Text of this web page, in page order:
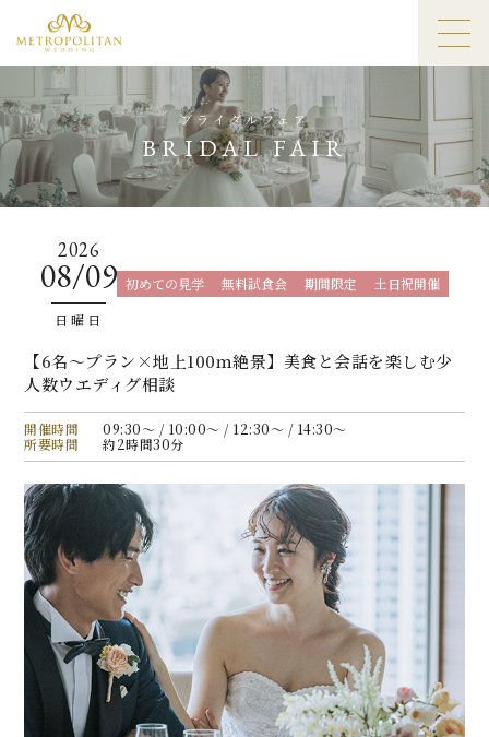
ブライダルフェア
BRIDAL FAIR
2026
08/09
日曜日
初めての見学 無料試食会 期間限定 土日祝開催
【6名〜プラン×地上100ｍ絶景】美食と会話を楽しむ少
人数ウエディグ相談
開催時間
09:30〜 / 10:00〜 / 12:30〜 / 14:30〜
所要時間
約2時間30分